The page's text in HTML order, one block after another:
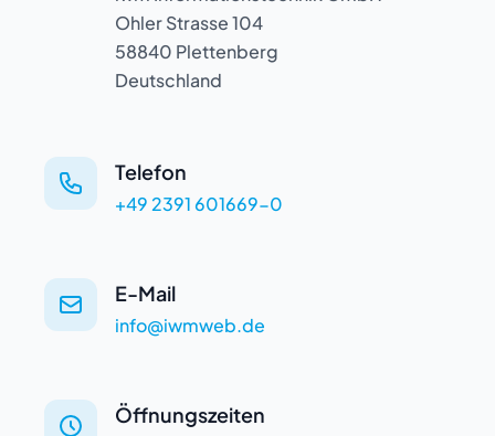
Ohler Strasse 104
58840 Plettenberg
Deutschland
Telefon
+49 2391 601669-0
E-Mail
info@iwmweb.de
Öffnungszeiten